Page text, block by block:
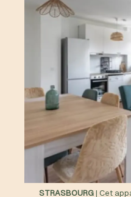
STRASBOURG | Cet